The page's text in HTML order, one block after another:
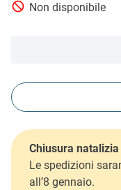
Non disponibile
Chiusura natalizia
Le spedizioni
all’8 gennaio.